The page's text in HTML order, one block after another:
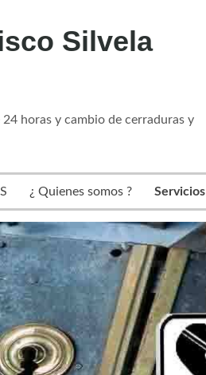
Silvela
horas y cambio de cerraduras y
¿ Quienes somos ? Servicios